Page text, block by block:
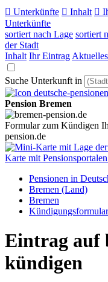
 Unterkünfte  Inhalt 
Unterkünfte
sortiert nach Lage sortiert
der Stadt
Inhalt Ihr Eintrag Aktuelles
Suche Unterkunft in
Pension Bremen
Formular zum Kündigen
pension.de
Pensionen in
Bremen (Land)
Bremen
Kündigungsformular
Eintrag auf
kündigen